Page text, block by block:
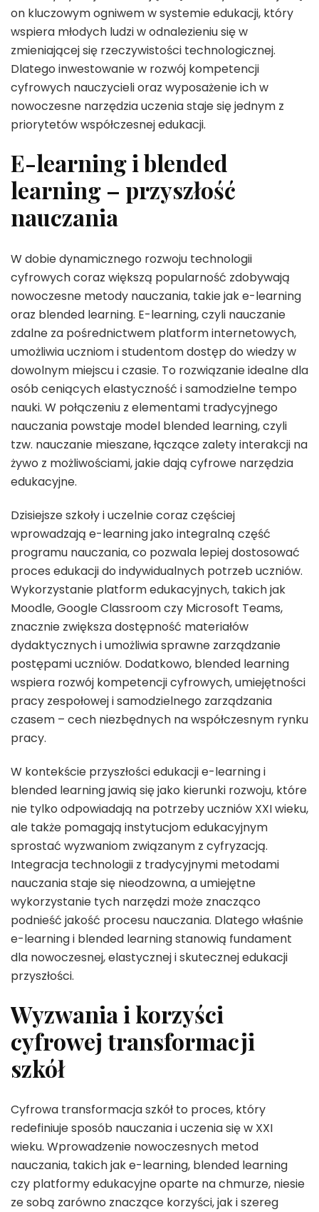
on kluczowym ogniwem w systemie edukacji, który
wspiera młodych ludzi w odnalezieniu się w
zmieniającej się rzeczywistości technologicznej.
Dlatego inwestowanie w rozwój kompetencji
cyfrowych nauczycieli oraz wyposażenie ich w
nowoczesne narzędzia uczenia staje się jednym z
priorytetów współczesnej edukacji.
E-learning i blended
learning – przyszłość
nauczania
W dobie dynamicznego rozwoju technologii
cyfrowych coraz większą popularność zdobywają
nowoczesne metody nauczania, takie jak e-learning
oraz blended learning. E-learning, czyli nauczanie
zdalne za pośrednictwem platform internetowych,
umożliwia uczniom i studentom dostęp do wiedzy w
dowolnym miejscu i czasie. To rozwiązanie idealne dla
osób ceniących elastyczność i samodzielne tempo
nauki. W połączeniu z elementami tradycyjnego
nauczania powstaje model blended learning, czyli
tzw. nauczanie mieszane, łączące zalety interakcji na
żywo z możliwościami, jakie dają cyfrowe narzędzia
edukacyjne.
Dzisiejsze szkoły i uczelnie coraz częściej
wprowadzają e-learning jako integralną część
programu nauczania, co pozwala lepiej dostosować
proces edukacji do indywidualnych potrzeb uczniów.
Wykorzystanie platform edukacyjnych, takich jak
Moodle, Google Classroom czy Microsoft Teams,
znacznie zwiększa dostępność materiałów
dydaktycznych i umożliwia sprawne zarządzanie
postępami uczniów. Dodatkowo, blended learning
wspiera rozwój kompetencji cyfrowych, umiejętności
pracy zespołowej i samodzielnego zarządzania
czasem – cech niezbędnych na współczesnym rynku
pracy.
W kontekście przyszłości edukacji e-learning i
blended learning jawią się jako kierunki rozwoju, które
nie tylko odpowiadają na potrzeby uczniów XXI wieku,
ale także pomagają instytucjom edukacyjnym
sprostać wyzwaniom związanym z cyfryzacją.
Integracja technologii z tradycyjnymi metodami
nauczania staje się nieodzowna, a umiejętne
wykorzystanie tych narzędzi może znacząco
podnieść jakość procesu nauczania. Dlatego właśnie
e-learning i blended learning stanowią fundament
dla nowoczesnej, elastycznej i skutecznej edukacji
przyszłości.
Wyzwania i korzyści
cyfrowej transformacji
szkół
Cyfrowa transformacja szkół to proces, który
redefiniuje sposób nauczania i uczenia się w XXI
wieku. Wprowadzenie nowoczesnych metod
nauczania, takich jak e-learning, blended learning
czy platformy edukacyjne oparte na chmurze, niesie
ze sobą zarówno znaczące korzyści, jak i szereg